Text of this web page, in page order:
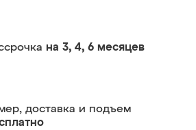
на 3, 4, 6 месяцев
доставка и подъем